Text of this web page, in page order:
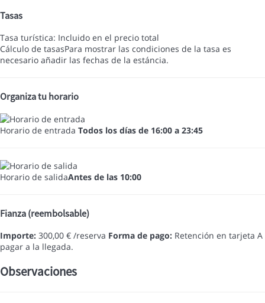
Tasas
Tasa turística: Incluido en el precio total
Cálculo de tasasPara mostrar las condiciones de la tasa es
necesario añadir las fechas de la estáncia.
Organiza tu horario
Horario de entrada Todos los días de 16:00 a 23:45
Horario de salidaAntes de las 10:00
Fianza (reembolsable)
Importe: 300,00 € /reserva Forma de pago: Retención en tarjeta A
pagar a la llegada.
Observaciones